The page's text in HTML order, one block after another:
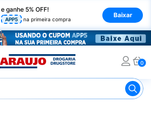
ganhe 5% OFF!
APP5 na primeira compra
Baixar
0
Tablete de Chocolate